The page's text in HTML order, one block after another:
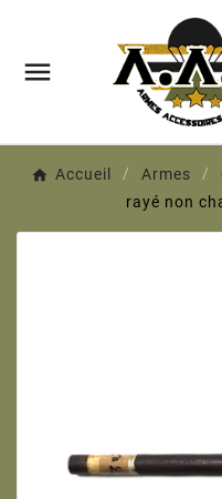

Accueil Armes
rayé non